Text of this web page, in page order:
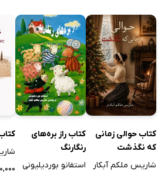
کتاب حوالی زمانی
که نگذشت
شاریس ملکم آبکار
کتاب راز بره‌های
رنگارنگ
استفانو بوردیلیونی